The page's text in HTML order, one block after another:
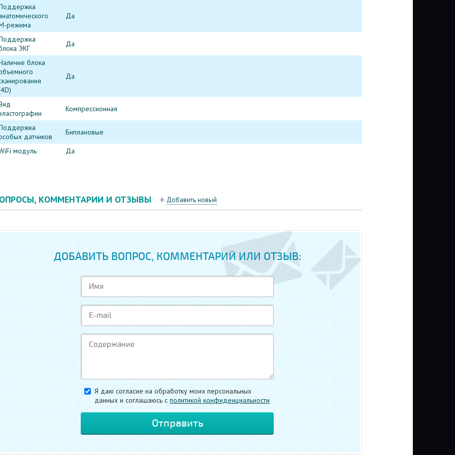
режима
Да
ЭКГ
Да
блока
Да
Компрессионная
датчиков
Биплановые
модуль Да
КОММЕНТАРИИ И ОТЗЫВЫ Добавить новый
ДОБАВИТЬ ВОПРОС, КОММЕНТАРИЙ ИЛИ ОТЗЫВ:
Я даю согласие на обработку моих персональных
данных и соглашаюсь cполитикой конфиденциальности